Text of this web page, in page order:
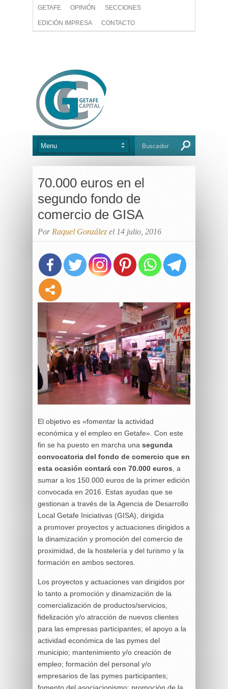
GETAFE OPINIÓN SECCIONES
EDICIÓN IMPRESA CONTACTO
70.000 euros en el
segundo fondo de
comercio de GISA
Por Raquel González el 14 julio, 2016
El objetivo es «fomentar la actividad
económica y el empleo en Getafe». Con este
fin se ha puesto en marcha una segunda
convocatoria del fondo de comercio que en
esta ocasión contará con 70.000 euros , a
sumar a los 150.000 euros de la primer edición
convocada en 2016. Estas ayudas que se
gestionan a través de la Agencia de Desarrollo
Local Getafe Iniciativas (GISA), dirigida
a promover proyectos y actuaciones dirigidos a
la dinamización y promoción del comercio de
proximidad, de la hostelería y del turismo y la
formación en ambos sectores.
Los proyectos y actuaciones van dirigidos por
lo tanto a promoción y dinamización de la
comercialización de productos/servicios,
fidelización y/o atracción de nuevos clientes
para las empresas participantes; el apoyo a la
actividad económica de las pymes del
municipio; mantenimiento y/o creación de
empleo; formación del personal y/o
empresarios de las pymes participantes;